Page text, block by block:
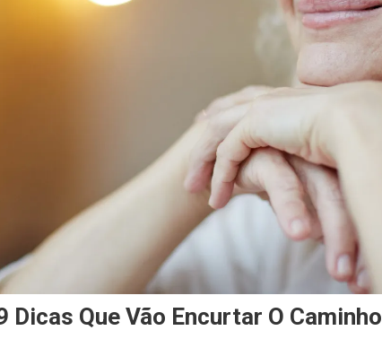
Dicas Que Vão Encurtar O Caminho